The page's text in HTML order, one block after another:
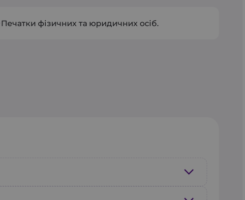
Печатки фізичних та юридичних осіб.